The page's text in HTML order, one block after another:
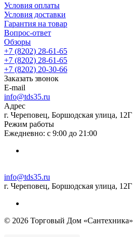
Условия оплаты
Условия доставки
Гарантия на товар
Вопрос-ответ
Обзоры
+7 (8202) 28‑61-65
+7 (8202) 28‑61-65
+7 (8202) 20‑30-66
Заказать звонок
E-mail
info@tds35.ru
Адрес
г. Череповец, Боршодская улица, 12Г
Режим работы
Ежедневно: с 9:00 до 21:00
info@tds35.ru
г. Череповец, Боршодская улица, 12Г
© 2026 Торговый Дом «Сантехника»